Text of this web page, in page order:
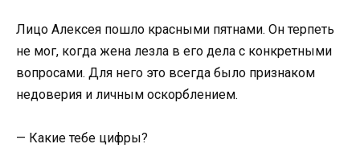
Лицо Алексея пошло красными пятнами. Он терпеть
не мог, когда жена лезла в его дела с конкретными
вопросами. Для него это всегда было признаком
недоверия и личным оскорблением.
— Какие тебе цифры?